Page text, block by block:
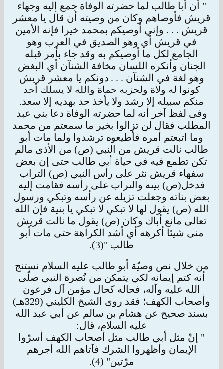
" أن أبا طالب لما حضرته الوفاة جمع إليه وجهاء
قريش فأوصاهم وكان من وصيته أن قال يا معشر
قريش . . . وإني أوصيكم بمحمد خيرا فإنه الأمين
في قريش أي وهو الصديق في العرب وهو
الجامع لكل ما أوصيكم به وقد جاء بأمر قبله
الجنان وأنكره اللسان مخافة الشنآن أي البغض
وهو لغة في الشنآن . . . دونكم يا معشر قريش
كونوا له ولاة ولحزبه حماة والله لا يسلك أحد
منكم سبيله إلا رشد ولا يأخذ حد بهديه إلا سعد.
وفى لفظ آخر أنه لما حضرته الوفاة دعا بني عبد
المطلب فقال لن تزالوا بخير ما سمعتم من محمد
وما اتبعتم أمره فأطيعوه ترشدوا ولما مات أبو
طالب نالت قريش من النبي (ص) من الأذى مالم
تكن تطمع فيه في حياة أبي طالب حتى إن بعض
سفهاء قريش نثر على رأس النبي (ص) التراب
فدخل(ص) بيته والتراب على رأسه فقامت إليه
بعض بناته وجعلت تزيله عن رأسه وتبكي ورسول
الله (ص) يقول لها لا تبكي لا تبكي يا بنية فإن الله
تعالى مانع أباك وكان (ص) يقول ما نالت قريش
منى شيئا أكرهه أي أشد الكراهة حتى مات أبو
طالب "(3).
من خلال نص وصيّة أبو طالب عليه السلام نستنج
أنه كتم إيمانه لكي يتمكن من نُصرة النبي صلّى
الله عليه وآله، فحاله كحال مؤمن آل فرعون
وأصحاب الكهف؛
فقد روى الشيخ الكليني (329هـ)
بسند صحيح عن هشام بن سالم عن أبي عبد الله
عليه السلام، قال:
" إنّ مثل أبي طالب مثل أصحاب الكهف أسرّوا
الإيمان وأظهروا الشرك فآتاهم الله أجرهم
مرّتين" (4).